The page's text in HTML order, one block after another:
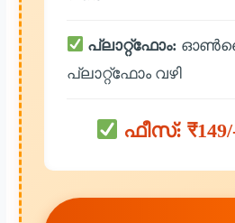
പ്ലാറ്റ്ഫോം:
പ്ലാറ്റ്ഫോം വഴി
ഫീസ്: